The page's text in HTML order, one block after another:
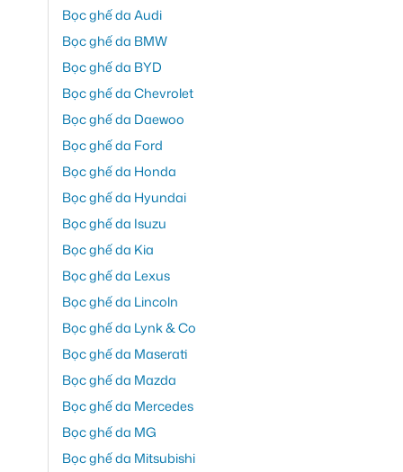
Bọc ghế da Audi
Bọc ghế da BMW
Bọc ghế da BYD
Bọc ghế da Chevrolet
Bọc ghế da Daewoo
Bọc ghế da Ford
Bọc ghế da Honda
Bọc ghế da Hyundai
Bọc ghế da Isuzu
Bọc ghế da Kia
Bọc ghế da Lexus
Bọc ghế da Lincoln
Bọc ghế da Lynk & Co
Bọc ghế da Maserati
Bọc ghế da Mazda
Bọc ghế da Mercedes
Bọc ghế da MG
Bọc ghế da Mitsubishi